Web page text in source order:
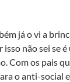
já o vi a
não sei se é
Com os pais
o anti-social